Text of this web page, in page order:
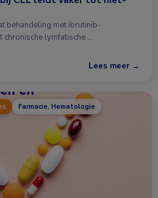
behandeling met ibrutinib-
chronische lymfatische …
Lees meer →
Farmacie, Hematologie